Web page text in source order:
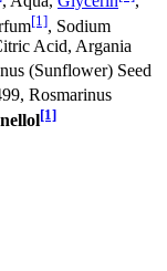
[1], Sodium
Acid, Argania
(Sunflower) Seed
Rosmarinus
[1]